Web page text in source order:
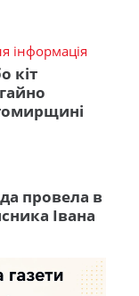
інформація
кіт
провела в
Івана